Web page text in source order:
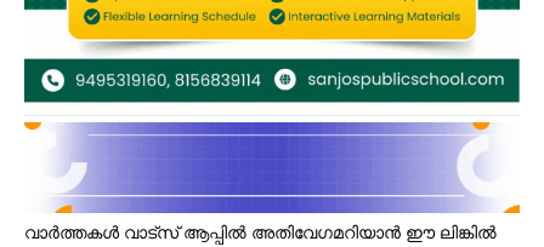
വാർത്തകൾ വാട്സ് ആപ്പിൽ അതിവേഗമറിയാൻ ഈ ലിങ്കിൽ